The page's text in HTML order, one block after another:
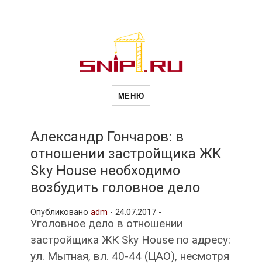
Новости
и
рубрики
МЕНЮ
Александр Гончаров: в
отношении застройщика ЖК
Sky House необходимо
возбудить головное дело
Опубликовано adm - 24.07.2017 -
Уголовное дело в отношении
застройщика ЖК Sky House по адресу:
ул. Мытная, вл. 40-44 (ЦАО), несмотря